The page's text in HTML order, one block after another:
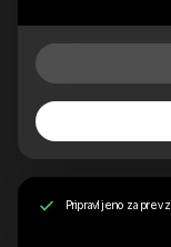
Pripravljeno za